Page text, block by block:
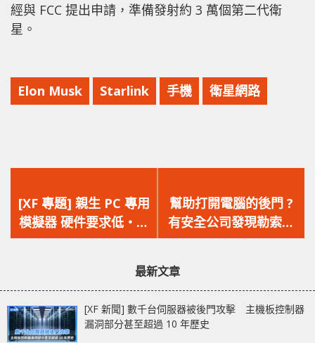
經與 FCC 提出申請，準備發射約 3 萬個第二代衛
星。
Elon Musk Starlink 手機 衛星網路
一
篇
文
[XF 專題] 親生 PC 專用
模擬器 硬件要求低‧鍵
盤滑鼠操控 Google
一
篇
文
幫助打開電腦的後門 ?
有安全公司發現勒索軟
件透過原神反作弊驅動
最新文章
[XF 新聞] 數千台伺服器被後門攻擊 主機板控制器
漏洞部分甚至超過 10 年歷史